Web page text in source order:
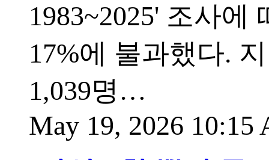
1983~2025' 조사
17%에 불과했다.
1,039명…
May 19, 2026 10:15